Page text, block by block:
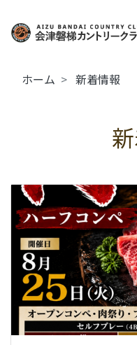
ホーム 新着情報